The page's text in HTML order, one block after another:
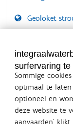
Geoloket
LOGIN VEREIST
surfervaring te
Sommige
optimaal te
optioneel en
deze website te
aanvaarden’
officiële